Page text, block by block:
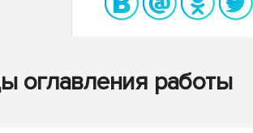
оглавления работы